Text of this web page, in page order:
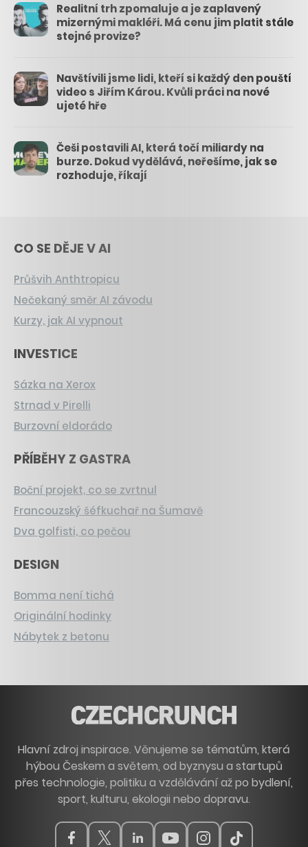
Realitní trh zpomaluje a je zaplavený
mizernými makléři. Má cenu jim platit stále
stejné provize?
Navštívili jsme lidi, kteří si každý den pouští
video s Jiřím Károu. Kvůli práci na nové
ujeté hře
Češi postavili AI, která točí miliardy na
burze. Dokud vydělává, neřešíme, jak se
rozhoduje, říkají
CO SE DĚJE V AI
Průšvih Anthtropicu
Nečekaný směr AI závodu
Kurzy, jak AI vypnout
INVESTICE
Sázka na Xerox
Strnad v Pirelli
Burzovní eldorádo
PŘÍBĚHY Z GASTRA
Boční projekt, co se zvrtnul
Francouzský šéfkuchař na Šumavě
Dva golfisti, co pečou
DESIGN
Bomma není tichá
Originální hodinky
Nábytek z betonu
Hlavní zdroj inspirace. Věnujeme se tématům, která
hýbou Českem a světem, od byznysu a startupů
přes technologie, politiku a vzdělávání až po bydlení,
sport, kulturu, ekologii nebo dopravu.